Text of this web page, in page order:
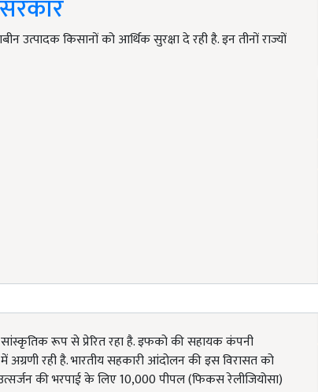
उत्पादक किसानों को आर्थिक सुरक्षा दे रही है. इन तीनों राज्यों
रूप से प्रेरित रहा है. इफको की सहायक कंपनी
रही है. भारतीय सहकारी आंदोलन की इस विरासत को
की भरपाई के लिए 10,000 पीपल (फिकस रेलीजियोसा)